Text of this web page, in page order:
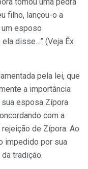
filho, lançou-o a
esposo
disse…” (Veja Êx
pela lei, que
a importância
esposa Zípora
com a
de Zípora. Ao
impedido por sua
tradição.